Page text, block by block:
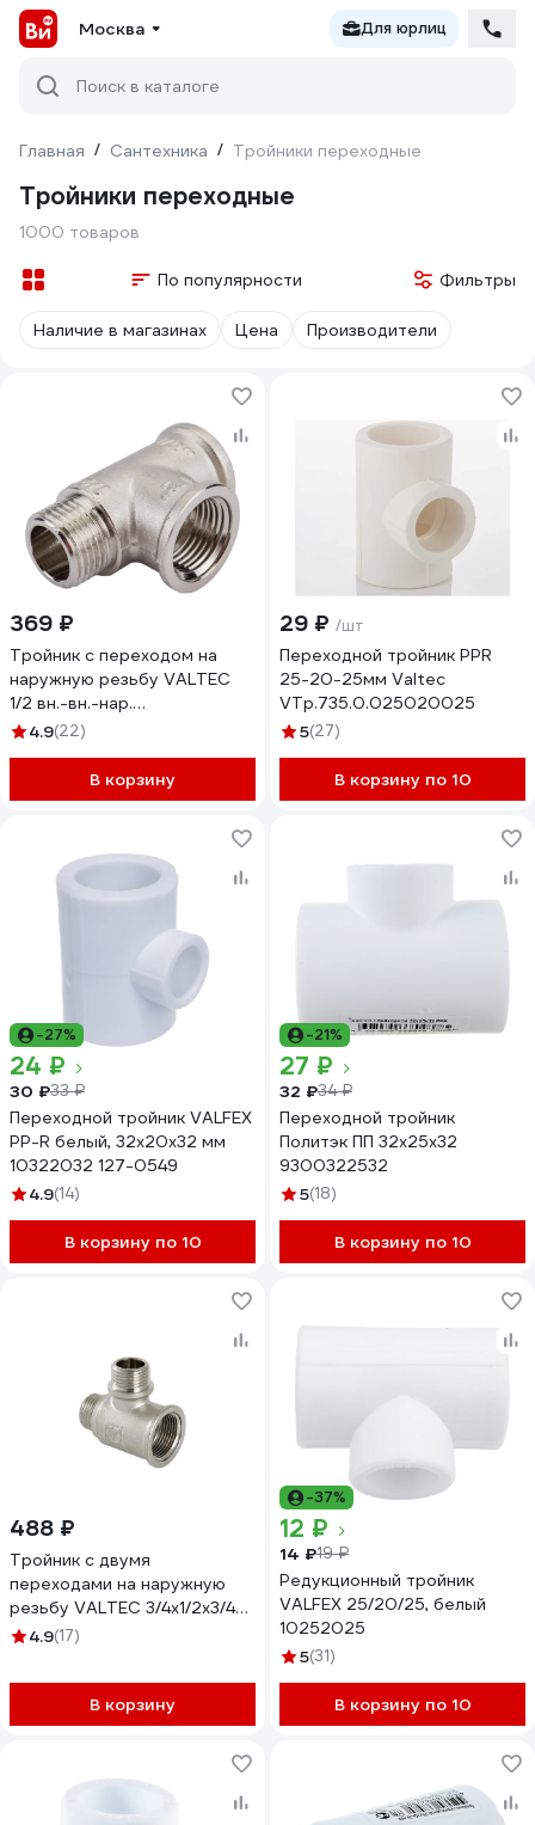
Москва Для юрлиц
Поиск в каталоге
Главная / Сантехника / Тройники переходные
Тройники переходные
1000 товаров
По популярности Фильтры
Наличие в магазинах Цена Производители
369 ₽
Тройник с переходом на
наружную резьбу VALTEC
1/2 вн.-вн.-нар.
VTr.134.N.0004
4.9(22)
В корзину
29 ₽ /шт
Переходной тройник PPR
25-20-25мм Valtec
VTp.735.0.025020025
5(27)
В корзину по 10
-27%
24 ₽
30 ₽33 ₽
Переходной тройник VALFEX
PP-R белый, 32х20х32 мм
10322032 127-0549
4.9(14)
В корзину по 10
-21%
27 ₽
32 ₽34 ₽
Переходной тройник
Политэк ПП 32х25х32
9300322532
5(18)
В корзину по 10
488 ₽
Тройник с двумя
переходами на наружную
резьбу VALTEC 3/4х1/2х3/4
вн.-нар.-нар
4.9(17)
В корзину
-37%
12 ₽
14 ₽19 ₽
Редукционный тройник
VALFEX 25/20/25, белый
10252025
5(31)
В корзину по 10